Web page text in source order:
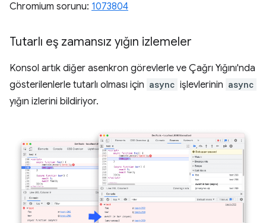
Chromium sorunu: 1073804
Tutarlı eş zamansız yığın izlemeler
Konsol artık diğer asenkron görevlerle ve Çağrı Yığını'nda
gösterilenlerle tutarlı olması için async işlevlerinin async
yığın izlerini bildiriyor.